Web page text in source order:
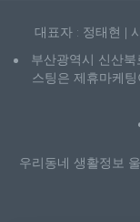
대표자 : 정태현 |
부산광역시 신산
스팅은 제휴마케
우리동네 생활정보